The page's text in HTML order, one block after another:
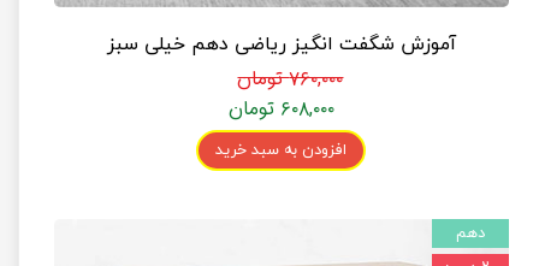
آموزش شگفت انگیز ریاضی دهم خیلی سبز
۷۶۰,۰۰۰ تومان
۶۰۸,۰۰۰ تومان
افزودن به سبد خرید
دهم